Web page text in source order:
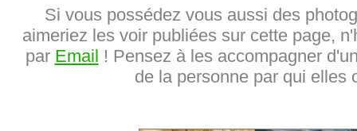
Si vous possédez vous aussi des
aimeriez les voir publiées sur cette page,
par Email ! Pensez à les accompagner
de la personne par qui elles